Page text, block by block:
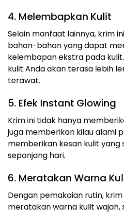
4. Melembapkan Kulit
Selain manfaat lainnya, krim
bahan-bahan yang dapat
kelembapan ekstra pada
kulit Anda akan terasa lebih
terawat.
5. Efek Instant Glowing
Krim ini tidak hanya
juga memberikan kilau alami
memberikan kesan kulit
sepanjang hari.
6. Meratakan Warna
Dengan pemakaian rutin,
meratakan warna kulit